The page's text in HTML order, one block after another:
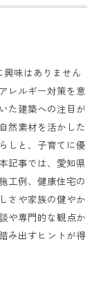
味はありません
レルギー対策を意
た建築への注目が
然素材を活かした
しと、子育てに優
記事では、愛知県
工例、健康住宅の
さや家族の健やか
や専門的な観点か
み出すヒントが得